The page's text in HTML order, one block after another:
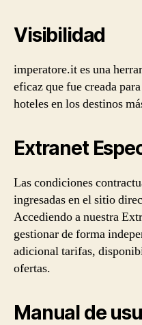
Visibilidad
imperatore.it es una
eficaz que fue creada
hoteles en los destinos
Extranet
Las condiciones
ingresadas en el sitio
Accediendo a nuestra
gestionar de forma
adicional tarifas,
ofertas.
Manual de